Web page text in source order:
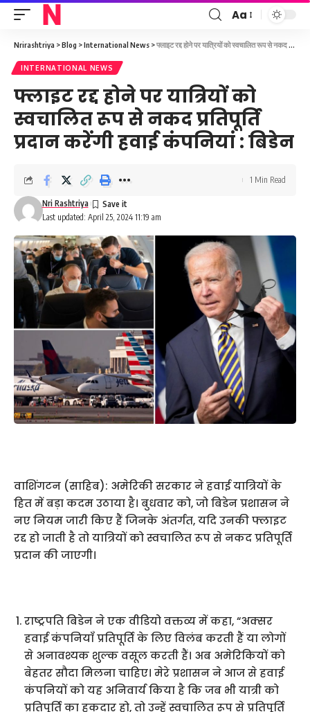
Font
Resizer
Aa
Nrirashtriya >Blog >International News >फ्लाइट रद्द होने पर यात्रियों को स्वचालित रूप से नकद प्रतिपूर्ति प्रदान करेंगी हवाई कंपनियां : बिडेन
INTERNATIONAL NEWS
फ्लाइट रद्द होने पर यात्रियों को
स्वचालित रूप से नकद प्रतिपूर्ति
प्रदान करेंगी हवाई कंपनियां : बिडेन
Last updated: April 25, 2024 11:19 am
Nri Rashtriya
1 Min Read
वाशिंगटन (साहिब): अमेरिकी सरकार ने हवाई यात्रियों के
हित में बड़ा कदम उठाया है। बुधवार को, जो बिडेन प्रशासन ने
नए नियम जारी किए हैं जिनके अंतर्गत, यदि उनकी फ्लाइट
रद्द हो जाती है तो यात्रियों को स्वचालित रूप से नकद प्रतिपूर्ति
प्रदान की जाएगी।
राष्ट्रपति बिडेन ने एक वीडियो वक्तव्य में कहा, “अक्सर
हवाई कंपनियाँ प्रतिपूर्ति के लिए विलंब करती हैं या लोगों
से अनावश्यक शुल्क वसूल करती हैं। अब अमेरिकियों को
बेहतर सौदा मिलना चाहिए। मेरे प्रशासन ने आज से हवाई
कंपनियों को यह अनिवार्य किया है कि जब भी यात्री को
प्रतिपूर्ति का हकदार हो, तो उन्हें स्वचालित रूप से प्रतिपूर्ति